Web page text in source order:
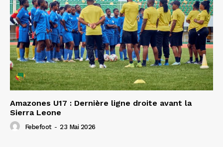
Amazones U17 : Dernière ligne droite avant la
Sierra Leone
Febefoot - 23 Mai 2026